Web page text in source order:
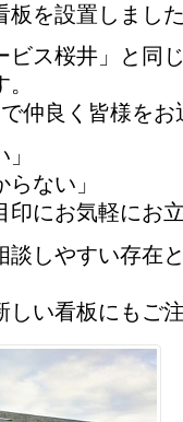
板を設置しまし
ビス桜井」と同
仲良く皆様をお
ない」
印にお気軽にお
しやすい存在
しい看板にもご